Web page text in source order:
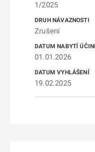
1/2025
Zrušení
01.01.2026
19.02.2025